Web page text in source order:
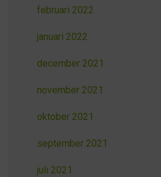
februari 2022
januari 2022
december 2021
november 2021
oktober 2021
september 2021
juli 2021